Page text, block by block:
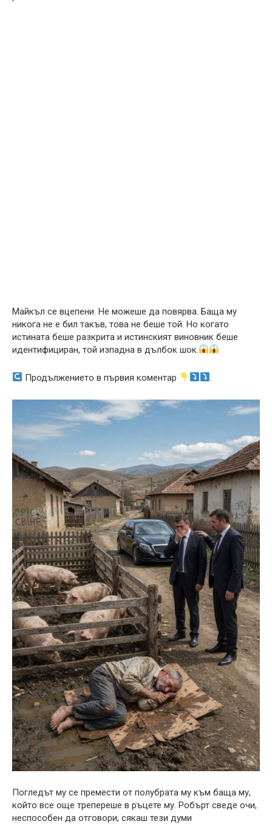
Майкъл се вцепени. Не можеше да повярва. Баща му
никога не е бил такъв, това не беше той. Но когато
истината беше разкрита и истинският виновник беше
идентифициран, той изпадна в дълбок шок.
Продължението в първия коментар
Погледът му се премести от полубрата му към баща му,
който все още трепереше в ръцете му. Робърт сведе очи,
неспособен да отговори, сякаш тези думи